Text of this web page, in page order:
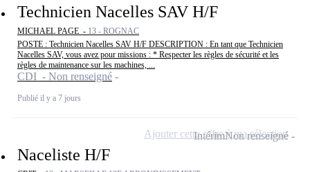
Technicien Nacelles SAV H/F
MICHAEL PAGE - 13 - ROGNAC
POSTE : Technicien Nacelles SAV H/F DESCRIPTION : En tant que Technicien
Nacelles SAV, vous avez pour missions : * Respecter les règles de sécurité et les
règles de maintenance sur les machines, ...
CDI - Non renseigné
Publié il y a 7 jours
Naceliste H/F
IntérimNon renseigné
Ajouter cette offre à ma sélection